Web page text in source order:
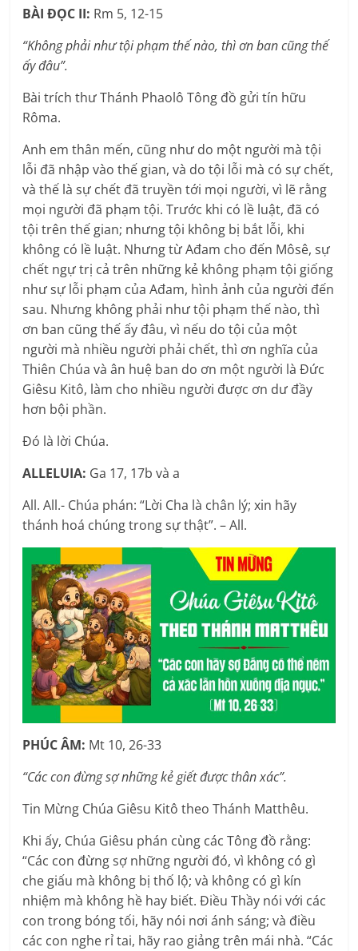
BÀI ÐỌC II: Rm 5, 12-15
“Không phải như tội phạm thế nào, thì ơn ban cũng thế
ấy đâu”.
Bài trích thư Thánh Phaolô Tông đồ gửi tín hữu
Rôma.
Anh em thân mến, cũng như do một người mà tội
lỗi đã nhập vào thế gian, và do tội lỗi mà có sự chết,
và thế là sự chết đã truyền tới mọi người, vì lẽ rằng
mọi người đã phạm tội. Trước khi có lề luật, đã có
tội trên thế gian; nhưng tội không bị bắt lỗi, khi
không có lề luật. Nhưng từ Ađam cho đến Môsê, sự
chết ngự trị cả trên những kẻ không phạm tội giống
như sự lỗi phạm của Ađam, hình ảnh của người đến
sau. Nhưng không phải như tội phạm thế nào, thì
ơn ban cũng thế ấy đâu, vì nếu do tội của một
người mà nhiều người phải chết, thì ơn nghĩa của
Thiên Chúa và ân huệ ban do ơn một người là Ðức
Giêsu Kitô, làm cho nhiều người được ơn dư đầy
hơn bội phần.
Ðó là lời Chúa.
ALLELUIA: Ga 17, 17b và a
All. All.- Chúa phán: “Lời Cha là chân lý; xin hãy
thánh hoá chúng trong sự thật”. – All.
PHÚC ÂM: Mt 10, 26-33
“Các con đừng sợ những kẻ giết được thân xác”.
Tin Mừng Chúa Giêsu Kitô theo Thánh Matthêu.
Khi ấy, Chúa Giêsu phán cùng các Tông đồ rằng:
“Các con đừng sợ những người đó, vì không có gì
che giấu mà không bị thố lộ; và không có gì kín
nhiệm mà không hề hay biết. Ðiều Thầy nói với các
con trong bóng tối, hãy nói nơi ánh sáng; và điều
các con nghe rỉ tai, hãy rao giảng trên mái nhà. “Các